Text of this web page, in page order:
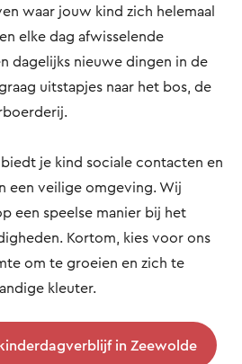
waar jouw kind zich helemaal
elke dag afwisselende
dagelijks nieuwe dingen in de
uitstapjes naar het bos, de
je kind sociale contacten en
een veilige omgeving. Wij
een speelse manier bij het
Kortom, kies voor ons
om te groeien en zich te
kleuter.
in Zeewolde